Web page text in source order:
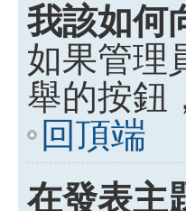
我該如何
如果管理
舉的按鈕
回頂端
在發表主